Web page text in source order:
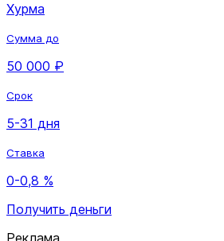
Хурма
Сумма до
50 000 ₽
Срок
5-31 дня
Ставка
0-0,8 %
Получить деньги